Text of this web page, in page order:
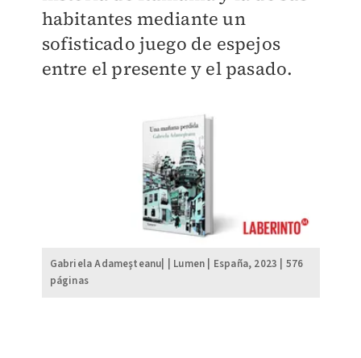
habitantes mediante un
sofisticado juego de espejos
entre el presente y el pasado.
Gabriela Adameşteanu| | Lumen | España, 2023 | 576
páginas